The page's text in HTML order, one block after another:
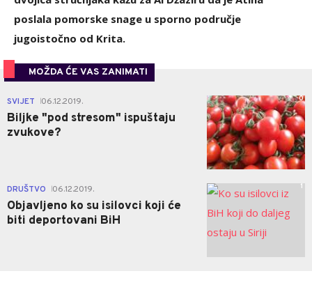
poslala pomorske snage u sporno područje
jugoistočno od Krita.
MOŽDA ĆE VAS ZANIMATI
SVIJET 06.12.2019.
Biljke "pod stresom" ispuštaju
zvukove?
0
DRUŠTVO 06.12.2019.
Objavljeno ko su isilovci koji će
biti deportovani BiH
1